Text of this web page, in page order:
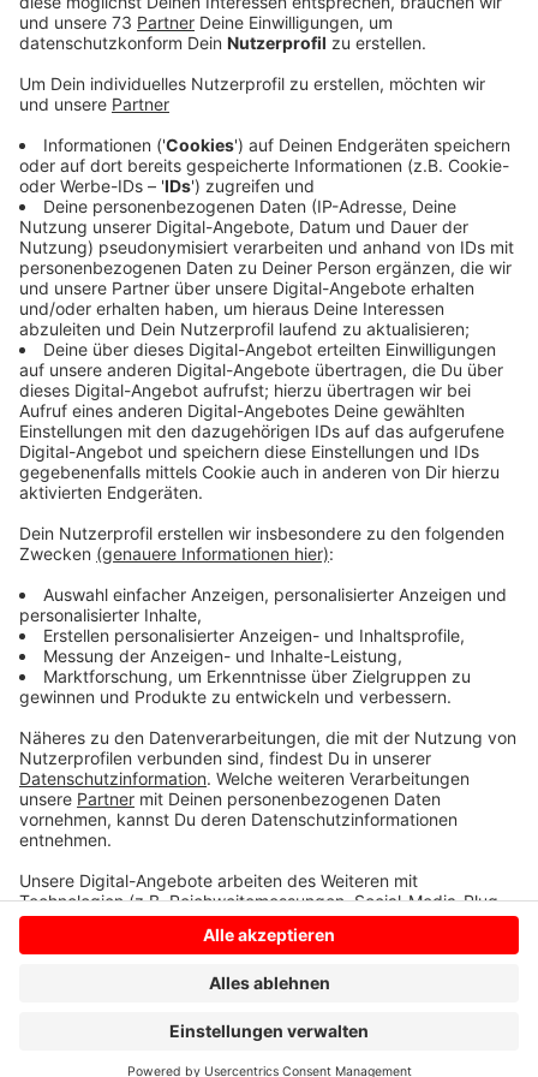
Fördervereins haben einen Kooperationsvertrag
unterzeichnet und auch einen Mietvertrag.
Veröffentlicht:Freitag, 24.09.2021 15:38
Anzeige
Meilenstein zur Isselburger Gesamtschule
Anzeige
Freude bei allen, die sich für eine private
Gesamtschule in Isselburg eingesetzt haben.
Vertreter des Schulträgers, der Stadt und des
Fördervereins haben einen Kooperationsvertrag und
einen Mietvertrag unterschrieben. Es fehlt nur noch ein
Nutzungsvertrag für die Sporthalle sowie die
Genehmigung der Bezirksregierung Münster. Die neue
Gesamtschule soll in knapp einem Jahr im
Schulzentrum am Stromberg an den Start gehen. Eine
Infoveranstaltung für Eltern soll es im Advent geben.
Anzeige